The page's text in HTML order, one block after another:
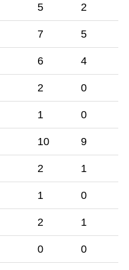
5 2
7 5
6 4
2 0
1 0
10 9
2 1
1 0
2 1
0 0